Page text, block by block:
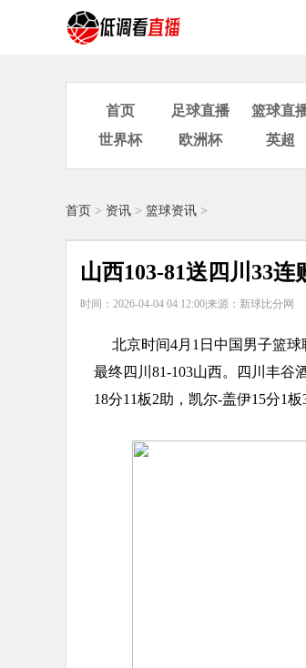
首页 足球直播 篮球直
世界杯
欧洲杯 英超
首页 > 资讯 > 篮球资讯 >
山西103-81送四川33
时间：2026-04-04 04:12:00|来源：新球比分网
北京时间4月1日中国男子篮
最终四川81-103山西。四川丰谷
18分11板2助，凯尔-盖伊15分1板